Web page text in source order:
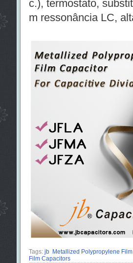
c.), termostato,
m ressonância LC,
Tags: jb Metallized Polypropylene
Film Capacitors